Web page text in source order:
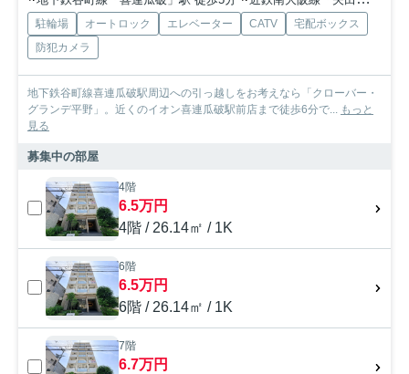
駐輪場 オートロック エレベーター CATV
宅配ボックス
防犯カメラ
地下鉄谷町線喜連瓜破駅周辺への引っ越しをお考えなら「クローバー・
グランデ平野」。近くのイオン喜連瓜破駅前店まで徒歩6分で... もっと
見る
募集中の部屋
4階
6.5万円
4階 / 26.14㎡ / 1K
6階
6.5万円
6階 / 26.14㎡ / 1K
7階
6.7万円